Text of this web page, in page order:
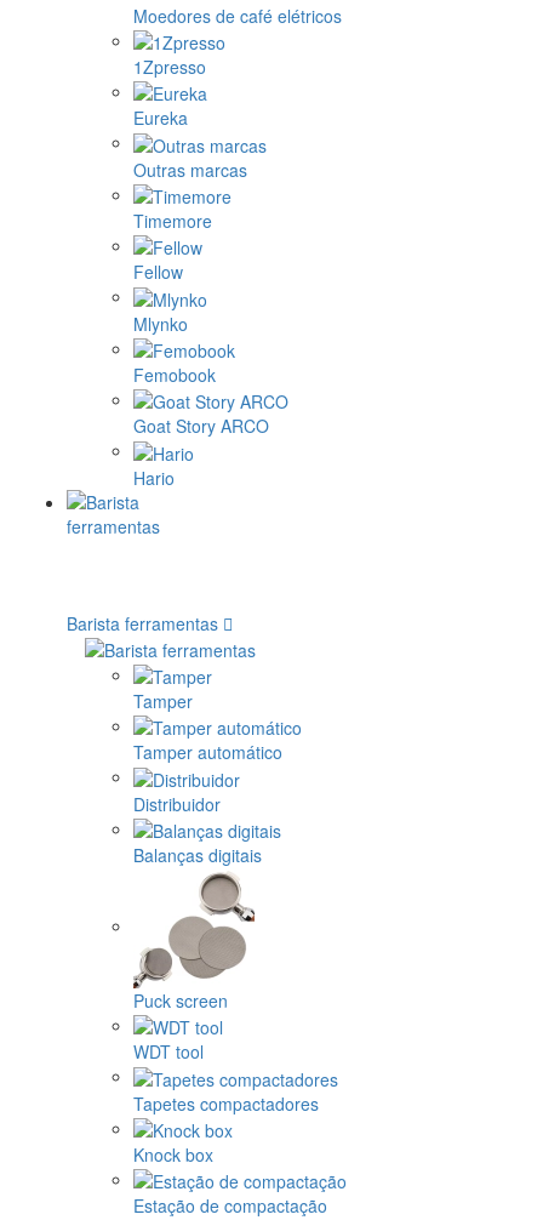
Moedores de café elétricos
1Zpresso
Eureka
Outras marcas
Timemore
Fellow
Mlynko
Femobook
Goat Story ARCO
Hario
Barista ferramentas
Tamper
Tamper automático
Distribuidor
Balanças digitais
Puck screen
WDT tool
Tapetes compactadores
Knock box
Estação de compactação